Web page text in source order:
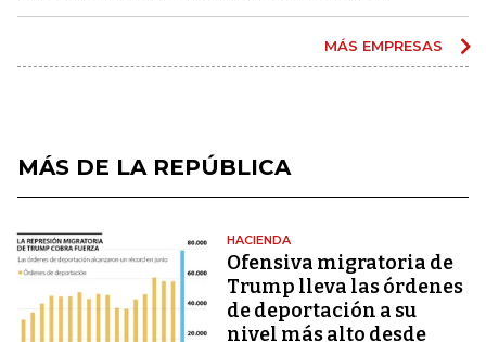
MÁS EMPRESAS
MÁS DE LA REPÚBLICA
HACIENDA
Ofensiva migratoria de
Trump lleva las órdenes
de deportación a su
nivel más alto desde